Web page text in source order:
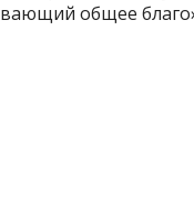
общее